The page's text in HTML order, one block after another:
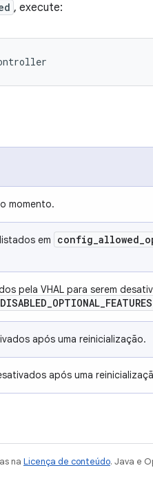
, execute:
momento.
em config_allowed_
pela VHAL para serem
DISABLED_OPTIONAL_FEATURES
após uma reinicialização.
após uma
na Licença de conteúdo. Java e